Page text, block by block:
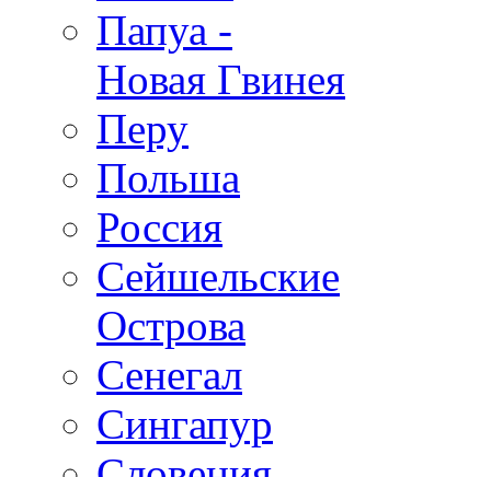
Папуа -
Новая Гвинея
Перу
Польша
Россия
Сейшельские
Острова
Сенегал
Сингапур